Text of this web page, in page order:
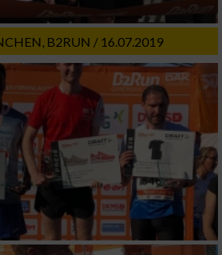
B2RUN / 16.07.2019